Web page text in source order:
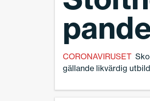
CORONAVIRUSET
gällande likvärdig